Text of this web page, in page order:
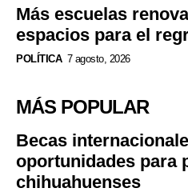
Más escuelas
espacios para el
POLÍTICA 7 agosto, 2026
MÁS POPULAR
Becas
oportunidades para
chihuahuenses